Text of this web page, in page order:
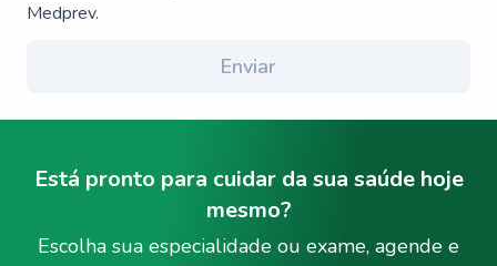
Medprev.
Enviar
Está pronto para cuidar da sua saúde hoje
mesmo?
Escolha sua especialidade ou exame, agende e